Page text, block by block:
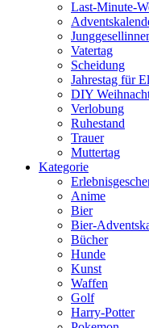
Last-Minute-
Vatertag
Scheidung
Jahrestag für
DIY
Verlobung
Ruhestand
Trauer
Muttertag
Kategorie
Anime
Bier
Bier-
Bücher
Hunde
Kunst
Waffen
Golf
Harry-Potter